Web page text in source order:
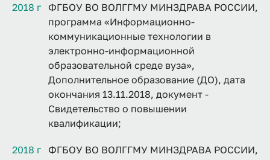
2018 г
ФГБОУ ВО ВОЛГГМУ МИНЗДРАВА РОССИИ,
программа «Информационно-
коммуникационные технологии в
электронно-информационной
образовательной среде вуза»,
Дополнительное образование (ДО), дата
окончания 13.11.2018, документ -
Свидетельство о повышении
квалификации;
2018 г
ФГБОУ ВО ВОЛГГМУ МИНЗДРАВА РОССИИ,